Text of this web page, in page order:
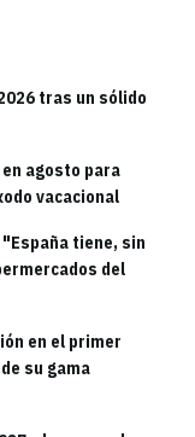
tras un sólido
agosto para
vacacional
tiene, sin
del
en el primer
su gama